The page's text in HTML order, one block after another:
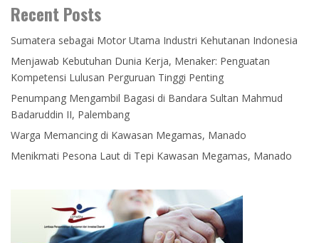
Recent Posts
Sumatera sebagai Motor Utama Industri Kehutanan Indonesia
Menjawab Kebutuhan Dunia Kerja, Menaker: Penguatan
Kompetensi Lulusan Perguruan Tinggi Penting
Penumpang Mengambil Bagasi di Bandara Sultan Mahmud
Badaruddin II, Palembang
Warga Memancing di Kawasan Megamas, Manado
Menikmati Pesona Laut di Tepi Kawasan Megamas, Manado